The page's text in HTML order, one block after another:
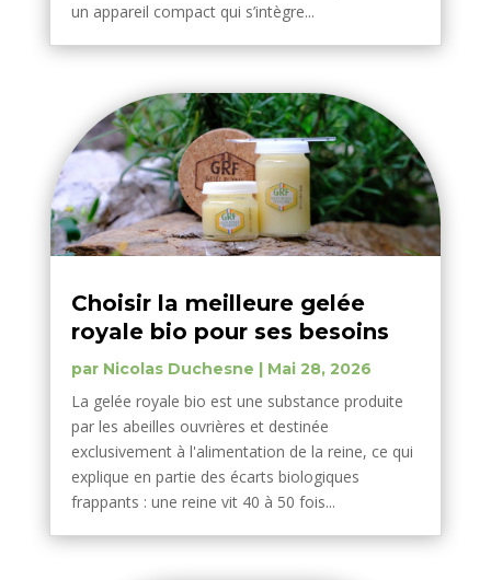
un appareil compact qui s’intègre...
Choisir la meilleure gelée
royale bio pour ses besoins
par Nicolas Duchesne | Mai 28, 2026
La gelée royale bio est une substance produite
par les abeilles ouvrières et destinée
exclusivement à l'alimentation de la reine, ce qui
explique en partie des écarts biologiques
frappants : une reine vit 40 à 50 fois...